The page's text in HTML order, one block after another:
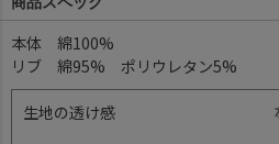
本体 綿100%
リブ 綿95% ポリウレタン5%
生地の透け感